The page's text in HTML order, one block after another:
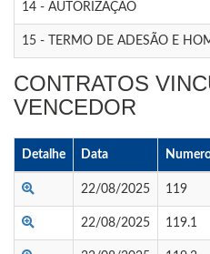
14 - AUTORIZAÇÃO
15 - TERMO DE ADESÃO E
CONTRATOS
VENCEDOR
Detalhe Data
22/08/2025 119
22/08/2025 119.1